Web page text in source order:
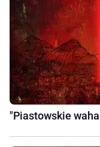
"Piastowskie